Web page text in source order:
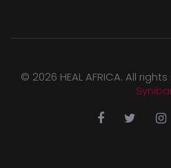
© 2026 HEAL AFRICA. All